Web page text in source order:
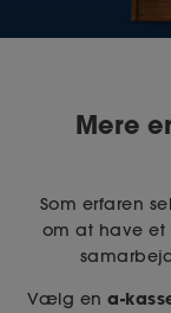
Mere
Som erfaren
om at have et
Vælg ena-